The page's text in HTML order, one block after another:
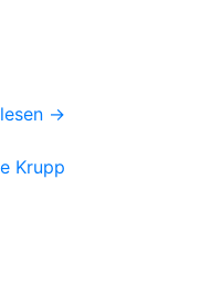
→
Krupp